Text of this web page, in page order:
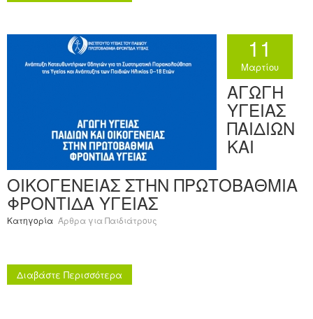
11
Μαρτίου
ΑΓΩΓΗ
ΥΓΕΙΑΣ
ΠΑΙΔΙΩΝ
ΚΑΙ
ΟΙΚΟΓΕΝΕΙΑΣ ΣΤΗΝ ΠΡΩΤΟΒΑΘΜΙΑ
ΦΡΟΝΤΙΔΑ ΥΓΕΙΑΣ
Κατηγορία Άρθρα για Παιδιάτρους
Διαβάστε Περισσότερα